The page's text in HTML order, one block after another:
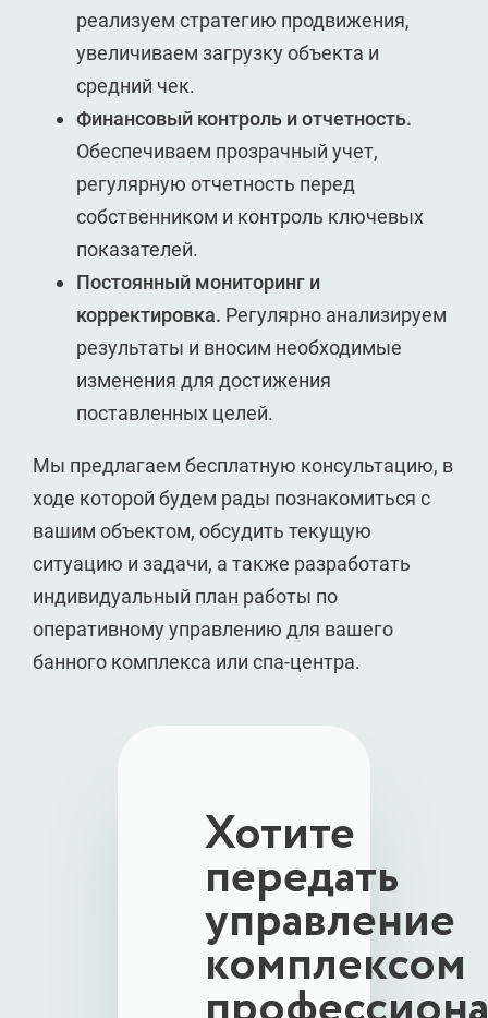
реализуем стратегию продвижения,
увеличиваем загрузку объекта и
средний чек.
Финансовый контроль и отчетность.
Обеспечиваем прозрачный учет,
регулярную отчетность перед
собственником и контроль ключевых
показателей.
Постоянный мониторинг и
корректировка. Регулярно анализируем
результаты и вносим необходимые
изменения для достижения
поставленных целей.
Мы предлагаем бесплатную консультацию, в
ходе которой будем рады познакомиться с
вашим объектом, обсудить текущую
ситуацию и задачи, а также разработать
индивидуальный план работы по
оперативному управлению для вашего
банного комплекса или спа-центра.
Хотите
передать
управление
комплексом